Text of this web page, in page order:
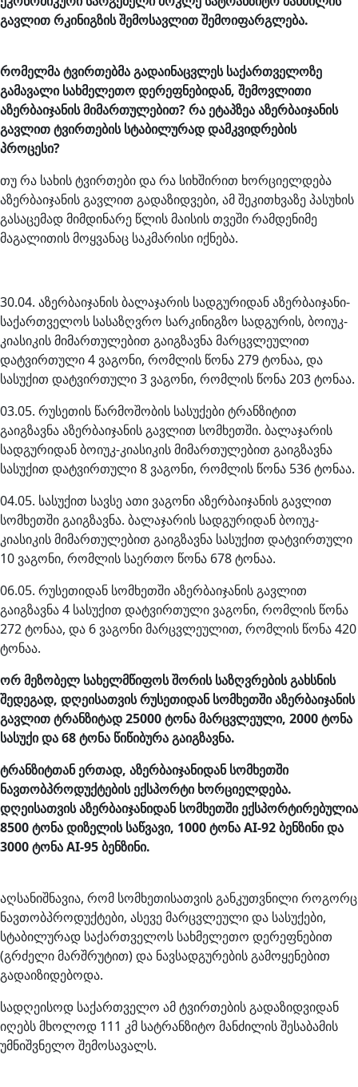
გავლით რკინიგზის შემოსავლით შემოიფარგლება.
რომელმა ტვირთებმა გადაინაცვლეს საქართველოზე
გამავალი სახმელეთო დერეფნებიდან, შემოვლითი
აზერბაიჯანის მიმართულებით? რა ეტაპზეა აზერბაიჯანის
გავლით ტვირთების სტაბილურად დამკვიდრების
პროცესი?
თუ რა სახის ტვირთები და რა სიხშირით ხორციელდება
აზერბაიჯანის გავლით გადაზიდვები, ამ შეკითხვაზე პასუხის
გასაცემად მიმდინარე წლის მაისის თვეში რამდენიმე
მაგალითის მოყვანაც საკმარისი იქნება.
30.04. აზერბაიჯანის ბალაჯარის სადგურიდან აზერბაიჯანი-
საქართველოს სასაზღვრო სარკინიგზო სადგურის, ბოიუკ-
კიასიკის მიმართულებით გაიგზავნა მარცვლეულით
დატვირთული 4 ვაგონი, რომლის წონა 279 ტონაა, და
სასუქით დატვირთული 3 ვაგონი, რომლის წონა 203 ტონაა.
03.05. რუსეთის წარმოშობის სასუქები ტრანზიტით
გაიგზავნა აზერბაიჯანის გავლით სომხეთში. ბალაჯარის
სადგურიდან ბოიუკ-კიასიკის მიმართულებით გაიგზავნა
სასუქით დატვირთული 8 ვაგონი, რომლის წონა 536 ტონაა.
04.05. სასუქით სავსე ათი ვაგონი აზერბაიჯანის გავლით
სომხეთში გაიგზავნა. ბალაჯარის სადგურიდან ბოიუკ-
კიასიკის მიმართულებით გაიგზავნა სასუქით დატვირთული
10 ვაგონი, რომლის საერთო წონა 678 ტონაა.
06.05. რუსეთიდან სომხეთში აზერბაიჯანის გავლით
გაიგზავნა 4 სასუქით დატვირთული ვაგონი, რომლის წონა
272 ტონაა, და 6 ვაგონი მარცვლეულით, რომლის წონა 420
ტონაა.
ორ მეზობელ სახელმწიფოს შორის საზღვრების გახსნის
შედეგად, დღეისათვის რუსეთიდან სომხეთში აზერბაიჯანის
გავლით ტრანზიტად 25000 ტონა მარცვლეული, 2000 ტონა
სასუქი და 68 ტონა წიწიბურა გაიგზავნა.
ტრანზიტთან ერთად, აზერბაიჯანიდან სომხეთში
ნავთობპროდუქტების ექსპორტი ხორციელდება.
დღეისათვის აზერბაიჯანიდან სომხეთში ექსპორტირებულია
8500 ტონა დიზელის საწვავი, 1000 ტონა AI-92 ბენზინი და
3000 ტონა AI-95 ბენზინი.
აღსანიშნავია, რომ სომხეთისათვის განკუთვნილი როგორც
ნავთობპროდუქტები, ასევე მარცვლეული და სასუქები,
სტაბილურად საქართველოს სახმელეთო დერეფნებით
(გრძელი მარშრუტით) და ნავსადგურების გამოყენებით
გადაიზიდებოდა.
სადღეისოდ საქართველო ამ ტვირთების გადაზიდვიდან
იღებს მხოლოდ 111 კმ სატრანზიტო მანძილის შესაბამის
უმნიშვნელო შემოსავალს.